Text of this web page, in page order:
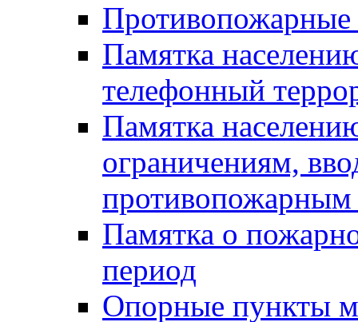
Противопожарные
Памятка
телефонный
Памятка
ограничениям,
Памятка о
период
Опорные пункты